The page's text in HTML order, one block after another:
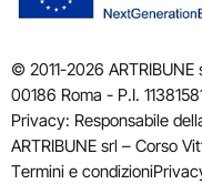
© 2011-2026
00186 Roma - P.I.
Privacy: Responsabile
ARTRIBUNE srl – Corso
Termini e condizioni